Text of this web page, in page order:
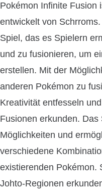
Pokémon Infinite Fusion
entwickelt von
Spiel, das es Spielern
und zu fusionieren, um
erstellen. Mit der
anderen Pokémon zu
Kreativität entfesseln
Fusionen erkunden.
Möglichkeiten und
verschiedene
existierenden Pokémon.
Johto-Regionen